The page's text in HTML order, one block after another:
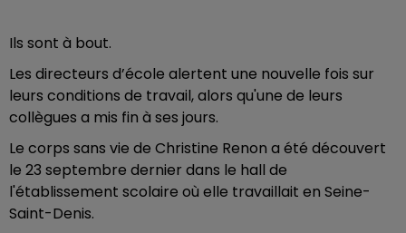
Ils sont à bout.
Les directeurs d’école alertent une nouvelle fois sur
leurs conditions de travail, alors qu'une de leurs
collègues a mis fin à ses jours.
Le corps sans vie de Christine Renon a été découvert
le 23 septembre dernier dans le hall de
l'établissement scolaire où elle travaillait en Seine-
Saint-Denis.